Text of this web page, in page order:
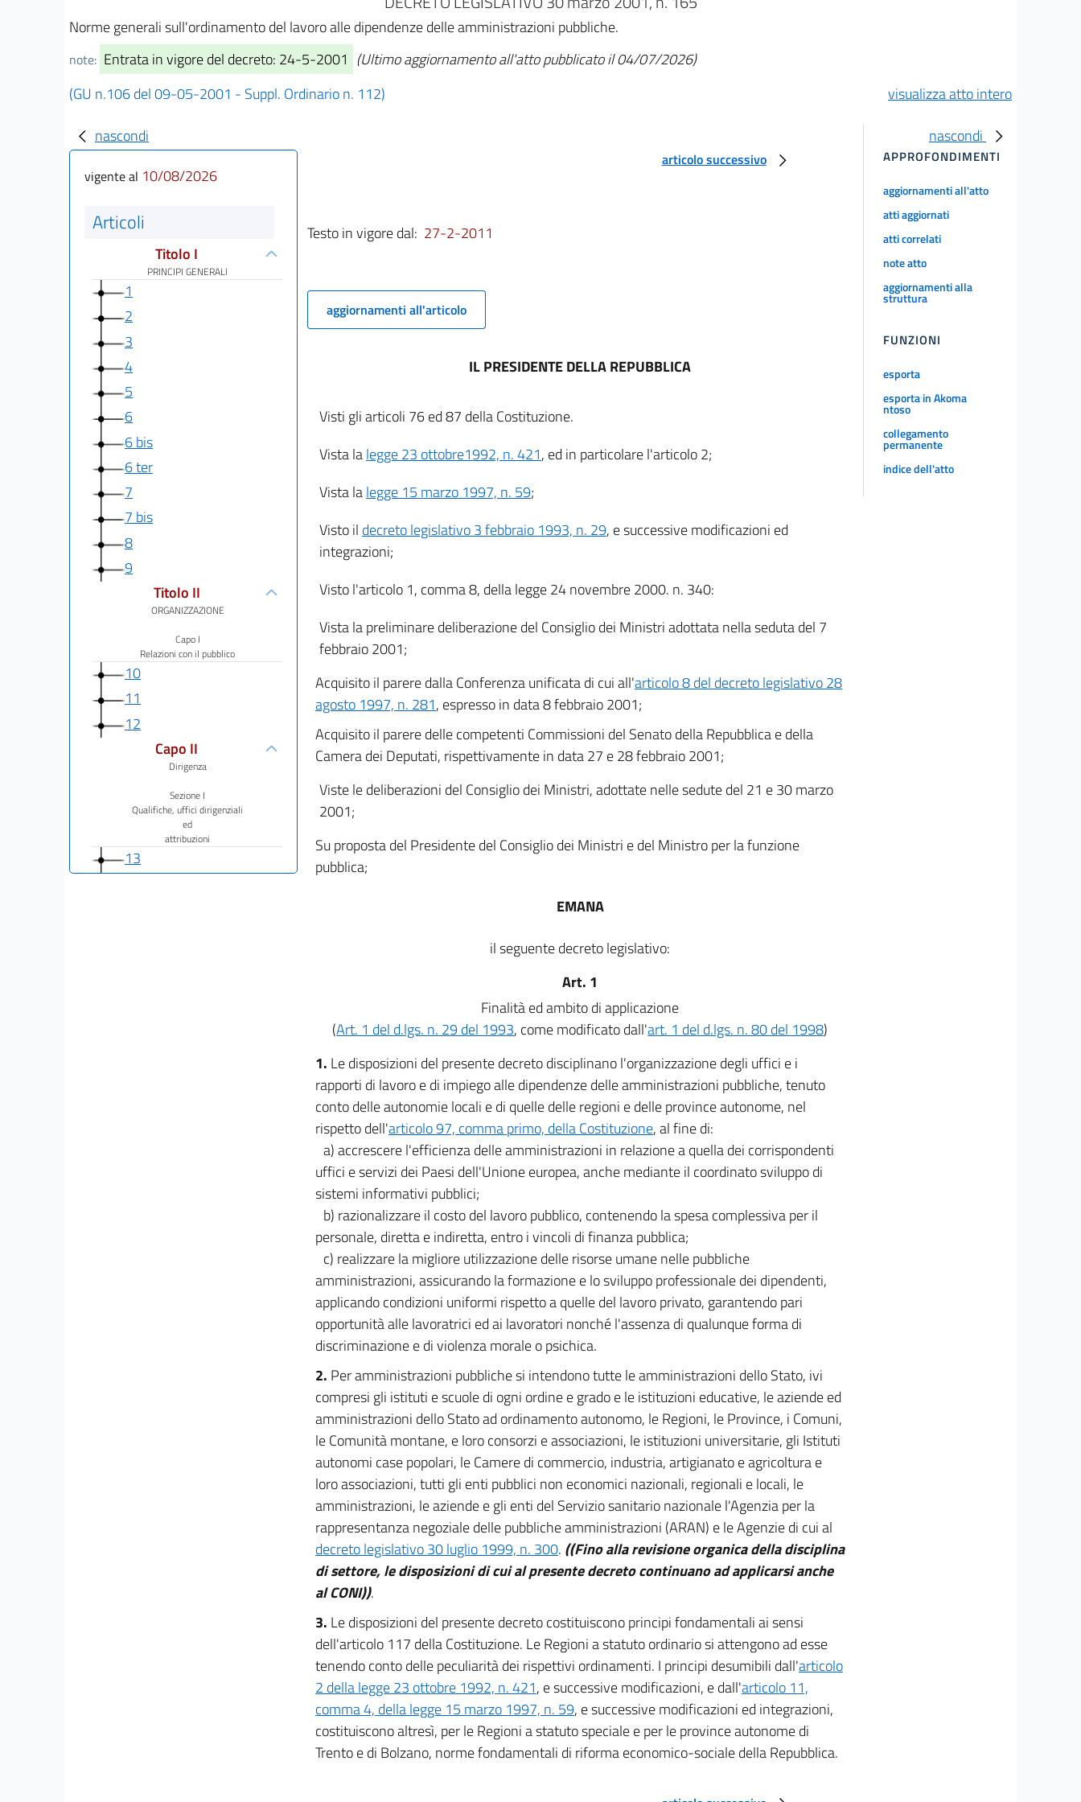
Norme generali sull'ordinamento del lavoro alle dipendenze delle amministrazioni pubbliche.
note: Entrata in vigore del decreto: 24-5-2001 (Ultimo aggiornamento all'atto pubblicato il 04/07/2026)
(GU n.106 del 09-05-2001 - Suppl. Ordinario n. 112)
visualizza atto intero
nascondi
vigente al 10/08/2026
Articoli
Titolo I
PRINCIPI GENERALI
1
2
3
4
5
6
6 bis
6 ter
7
7 bis
8
9
Titolo II
ORGANIZZAZIONE
Capo I
Relazioni con il pubblico
10
11
12
Capo II
Dirigenza
Sezione I
Qualifiche, uffici dirigenziali
ed
attribuzioni
13
articolo successivo
Testo in vigore dal: 27-2-2011
aggiornamenti all'articolo
IL PRESIDENTE DELLA REPUBBLICA
Visti gli articoli 76 ed 87 della Costituzione.
Vista lalegge 23 ottobre1992, n. 421, ed in particolare l'articolo 2;
Vista lalegge 15 marzo 1997, n. 59;
Visto il decreto legislativo 3 febbraio 1993, n. 29, e successive modificazioni ed
integrazioni;
Visto l'articolo 1, comma 8, della legge 24 novembre 2000. n. 340:
Vista la preliminare deliberazione del Consiglio dei Ministri adottata nella seduta del 7
febbraio 2001;
Acquisito il parere dalla Conferenza unificata di cui all'articolo 8 del decreto legislativo 28
agosto 1997, n. 281, espresso in data 8 febbraio 2001;
Acquisito il parere delle competenti Commissioni del Senato della Repubblica e della
Camera dei Deputati, rispettivamente in data 27 e 28 febbraio 2001;
Viste le deliberazioni del Consiglio dei Ministri, adottate nelle sedute del 21 e 30 marzo
2001;
Su proposta del Presidente del Consiglio dei Ministri e del Ministro per la funzione
pubblica;
EMANA
il seguente decreto legislativo:
Art. 1
Finalità ed ambito di applicazione
(Art. 1 del d.lgs. n. 29 del 1993, come modificato dall'art. 1 del d.lgs. n. 80 del 1998)
1. Le disposizioni del presente decreto disciplinano l'organizzazione degli uffici e i
rapporti di lavoro e di impiego alle dipendenze delle amministrazioni pubbliche, tenuto
conto delle autonomie locali e di quelle delle regioni e delle province autonome, nel
rispetto dell'articolo 97, comma primo, della Costituzione, al fine di:
a) accrescere l'efficienza delle amministrazioni in relazione a quella dei corrispondenti
uffici e servizi dei Paesi dell'Unione europea, anche mediante il coordinato sviluppo di
sistemi informativi pubblici;
b) razionalizzare il costo del lavoro pubblico, contenendo la spesa complessiva per il
personale, diretta e indiretta, entro i vincoli di finanza pubblica;
c) realizzare la migliore utilizzazione delle risorse umane nelle pubbliche
amministrazioni, assicurando la formazione e lo sviluppo professionale dei dipendenti,
applicando condizioni uniformi rispetto a quelle del lavoro privato, garantendo pari
opportunità alle lavoratrici ed ai lavoratori nonché l'assenza di qualunque forma di
discriminazione e di violenza morale o psichica.
2. Per amministrazioni pubbliche si intendono tutte le amministrazioni dello Stato, ivi
compresi gli istituti e scuole di ogni ordine e grado e le istituzioni educative, le aziende ed
amministrazioni dello Stato ad ordinamento autonomo, le Regioni, le Province, i Comuni,
le Comunità montane, e loro consorzi e associazioni, le istituzioni universitarie, gli Istituti
autonomi case popolari, le Camere di commercio, industria, artigianato e agricoltura e
loro associazioni, tutti gli enti pubblici non economici nazionali, regionali e locali, le
amministrazioni, le aziende e gli enti del Servizio sanitario nazionale l'Agenzia per la
rappresentanza negoziale delle pubbliche amministrazioni (ARAN) e le Agenzie di cui al
decreto legislativo 30 luglio 1999, n. 300. ((Fino alla revisione organica della disciplina
di settore, le disposizioni di cui al presente decreto continuano ad applicarsi anche
al CONI)).
3. Le disposizioni del presente decreto costituiscono principi fondamentali ai sensi
dell'articolo 117 della Costituzione. Le Regioni a statuto ordinario si attengono ad esse
tenendo conto delle peculiarità dei rispettivi ordinamenti. I principi desumibili dall'articolo
2 della legge 23 ottobre 1992, n. 421, e successive modificazioni, e dall'articolo 11,
comma 4, della legge 15 marzo 1997, n. 59, e successive modificazioni ed integrazioni,
costituiscono altresì, per le Regioni a statuto speciale e per le province autonome di
Trento e di Bolzano, norme fondamentali di riforma economico-sociale della Repubblica.
nascondi
APPROFONDIMENTI
aggiornamenti all'atto
atti aggiornati
atti correlati
note atto
aggiornamenti alla
struttura
FUNZIONI
esporta
esporta in Akoma
ntoso
collegamento
permanente
indice dell'atto